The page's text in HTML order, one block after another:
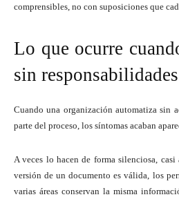
comprensibles, no con suposiciones que
Lo que ocurre
sin
Cuando una organización automatiza sin
parte del proceso, los síntomas acaban
A veces lo hacen de forma silenciosa,
versión de un documento es válida, los
varias áreas conservan la misma